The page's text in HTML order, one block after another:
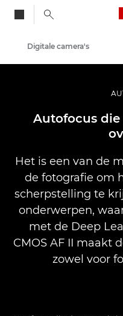
Digitale camera's
Autofocus
Het is een van de
de fotografie om
scherpstelling te
onderwerpen,
met de Deep
CMOS AF II maakt
zowel voor